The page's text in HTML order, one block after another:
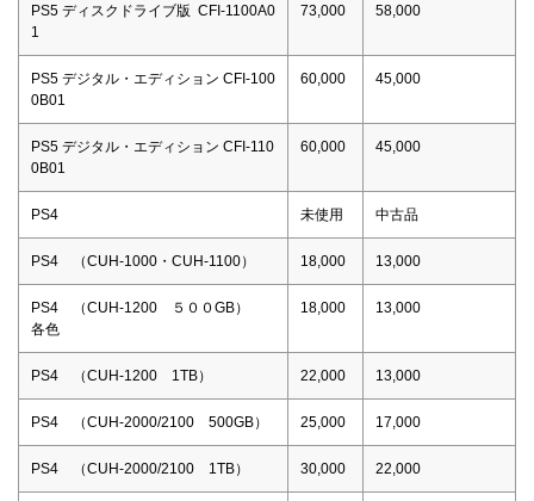
PS5 ディスクドライブ版 CFI-1100A0
1
73,000 58,000
PS5 デジタル・エディション CFI-100
0B01
60,000 45,000
PS5 デジタル・エディション CFI-110
0B01
60,000 45,000
PS4 未使用 中古品
PS4 （CUH-1000・CUH-1100） 18,000 13,000
PS4 （CUH-1200 ５００GB）
各色
18,000 13,000
PS4 （CUH-1200 1TB） 22,000 13,000
PS4 （CUH-2000/2100 500GB） 25,000 17,000
PS4 （CUH-2000/2100 1TB） 30,000 22,000